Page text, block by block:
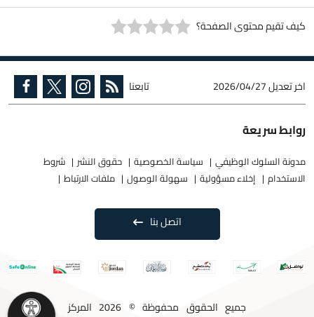
كيف تقيم محتوى الصفحة؟
اخر تعديل2026/04/27 تابعنا
روابط سريعة
مدونة السلوك الوظيفي سياسة الخصوصية حقوق النشر
شروط
الاستخدام
إخلاء مسؤولية سهولة الوصول ملفات الارتباط
اتصل بنا
جميع الحقوق محفوظة © 2026 المركز